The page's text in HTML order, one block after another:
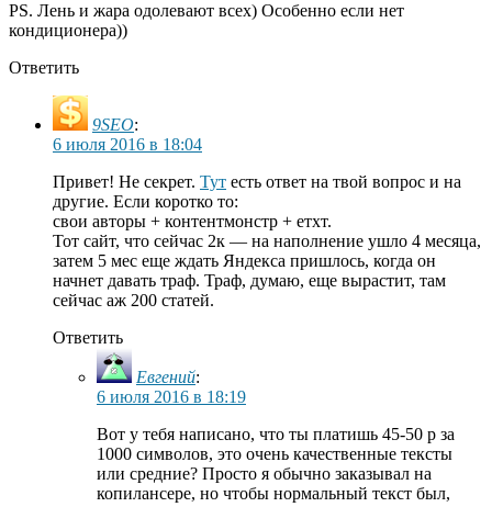
PS. Лень и жара одолевают всех) Особенно если нет
кондиционера))
Ответить
9SEO:
6 июля 2016 в 18:04
Привет! Не секрет. Тут есть ответ на твой вопрос и на
другие. Если коротко то:
свои авторы + контентмонстр + етхт.
Тот сайт, что сейчас 2к — на наполнение ушло 4 месяца,
затем 5 мес еще ждать Яндекса пришлось, когда он
начнет давать траф. Траф, думаю, еще вырастит, там
сейчас аж 200 статей.
Ответить
Евгений:
6 июля 2016 в 18:19
Вот у тебя написано, что ты платишь 45-50 р за
1000 символов, это очень качественные тексты
или средние? Просто я обычно заказывал на
копилансере, но чтобы нормальный текст был,